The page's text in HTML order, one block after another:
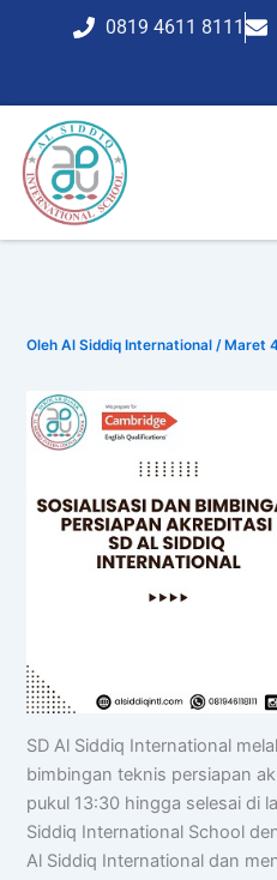
0819 4611 8111
OlehAl Siddiq International/Maret
SD Al Siddiq International
bimbingan teknis persiapan
pukul 13:30 hingga selesai di
Siddiq International School
Al Siddiq International dan